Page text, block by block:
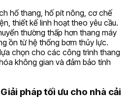
hố thang, hố pít nông, cơ chế
thiết kế linh hoạt theo yêu cầu.
thường thấp hơn thang máy
ồn từ hệ thống bơm thủy lực.
chọn cho các công trình thang
không gian và đảm bảo tính
pháp tối ưu cho nhà cải